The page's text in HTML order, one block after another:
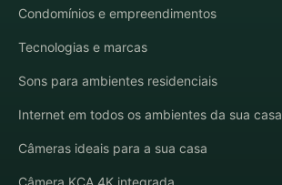
Condomínios e empreendimentos
Tecnologias e marcas
Sons para ambientes residenciais
Internet em todos os ambientes da sua casa
Câmeras ideais para a sua casa
Câmera KCA 4K integrada